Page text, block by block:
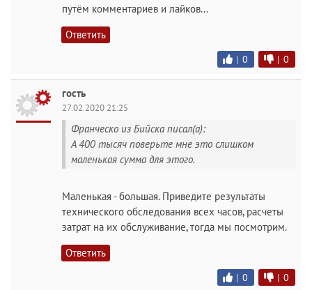
путём комментариев и лайков...
Ответить
| 0 | 0
гость
27.02.2020 21:25
Франческо из Бийска писал(а):
А 400 тысяч поверьте мне это слишком
маленькая сумма для этого.
Маленькая - большая. Приведите результаты
технического обследования всех часов, расчеты
затрат на их обслуживание, тогда мы посмотрим.
Ответить
| 0 | 0